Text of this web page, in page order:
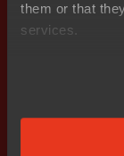
them or that
services.